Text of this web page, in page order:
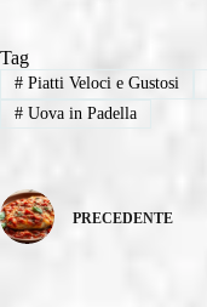
Tag
#Piatti Veloci e Gustosi
#Uova in Padella
PRECEDENTE